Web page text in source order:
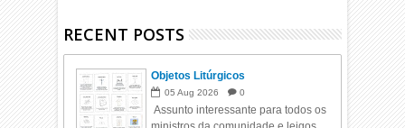
RECENT POSTS
Objetos Litúrgicos
05 Aug 2026 0
Assunto interessante para todos os